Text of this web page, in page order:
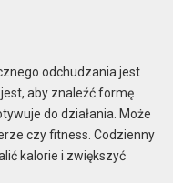
odchudzania jest
aby znaleźć formę
do działania. Może
czy fitness. Codzienny
kalorie i zwiększyć